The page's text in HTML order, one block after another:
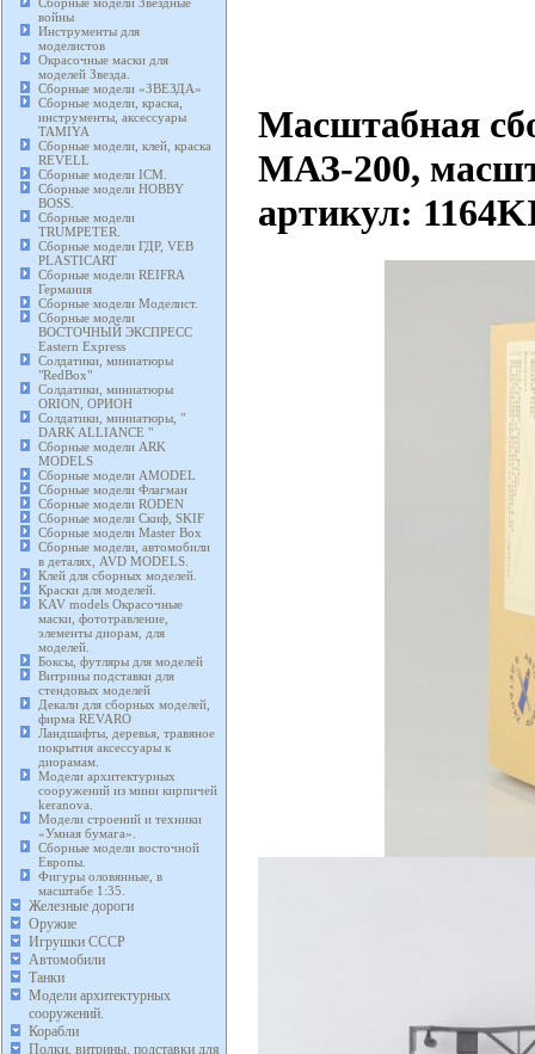
войны
Инструменты для
моделистов
Окрасочные маски для
моделей Звезда.
Сборные модели «ЗВЕЗДА»
Сборные модели, краска,
инструменты, аксессуары
TAMIYA
Сборные модели, клей, краска
REVELL
Сборные модели ICM.
Сборные модели HOBBY
BOSS.
Сборные модели
TRUMPETER.
Сборные модели ГДР, VEB
PLASTICART
Сборные модели REIFRA
Германия
Сборные модели Моделист.
Сборные модели
ВОСТОЧНЫЙ ЭКСПРЕСС
Eastern Express
Солдатики, миниатюры
"RedBox"
Солдатики, миниатюры
ORION, ОРИОН
Солдатики, миниатюры, "
DARK ALLIANCE "
Сборные модели ARK
MODELS
Сборные модели AMODEL
Сборные модели Флагман
Сборные модели RODEN
Сборные модели Скиф, SKIF
Сборные модели Master Box
Сборные модели, автомобили
в деталях, AVD MODELS.
Клей для сборных моделей.
Краски для моделей.
KAV models Окрасочные
маски, фототравление,
элементы диорам, для
моделей.
Боксы, футляры для моделей
Витрины подставки для
стендовых моделей
Декали для сборных моделей,
фирма REVARO
Ландшафты, деревья, травяное
покрытия аксессуары к
диорамам.
Модели архитектурных
сооружений из мини кирпичей
keranova.
Модели строений и техники
«Умная бумага».
Сборные модели восточной
Европы.
Фигуры оловянные, в
масштабе 1:35.
Железные дороги
Оружие
Игрушки СССР
Автомобили
Танки
Модели архитектурных
сооружений.
Корабли
Полки, витрины, подставки для
Масштабная
МАЗ-200,
артикул: